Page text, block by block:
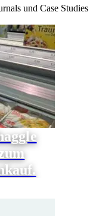
und Case Studies